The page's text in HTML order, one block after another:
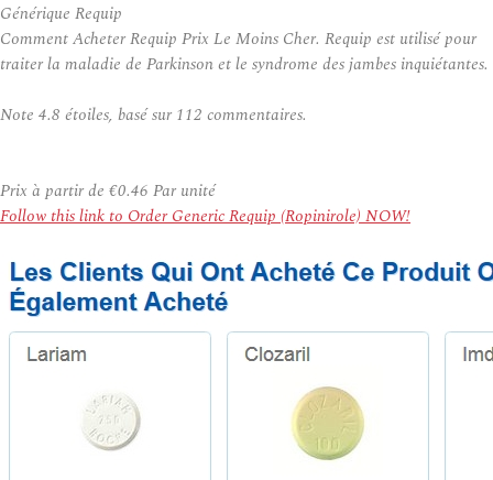
Générique Requip
Comment Acheter Requip Prix Le Moins Cher. Requip est utilisé pour
traiter la maladie de Parkinson et le syndrome des jambes inquiétantes.
Note 4.8 étoiles, basé sur 112 commentaires.
Prix à partir de €0.46 Par unité
Follow this link to Order Generic Requip (Ropinirole) NOW!